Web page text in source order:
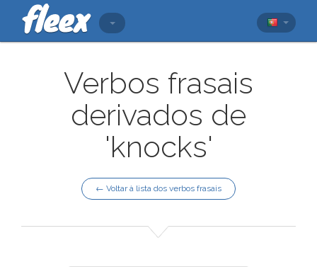
Verbos frasais
derivados de
'knocks'
← Voltar à lista dos verbos frasais